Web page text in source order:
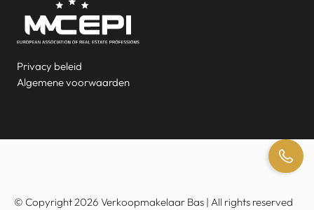
Privacy beleid
Algemene voorwaarden
© Copyright 2026 Verkoopmakelaar Bas | All rights reserved